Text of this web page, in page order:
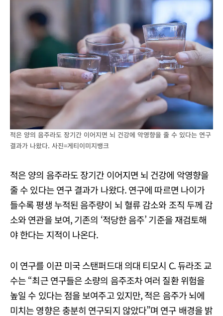
적은 양의 음주라도 장기간 이어지면 뇌 건강에 악영향을 줄 수 있다는 연구
결과가 나왔다. 사진=게티이미지뱅크
적은 양의 음주라도 장기간 이어지면 뇌 건강에 악영향을
줄 수 있다는 연구 결과가 나왔다. 연구에 따르면 나이가
들수록 평생 누적된 음주량이 뇌 혈류 감소와 조직 두께 감
소와 연관을 보여, 기존의 ‘적당한 음주’ 기준을 재검토해
야 한다는 지적이 나온다.
이 연구를 이끈 미국 스탠퍼드대 의대 티모시 C. 듀라조 교
수는 “최근 연구들은 소량의 음주조차 여러 질환 위험을
높일 수 있다는 점을 보여주고 있지만, 적은 음주가 뇌에
미치는 영향은 충분히 연구되지 않았다”며 연구 배경을 밝